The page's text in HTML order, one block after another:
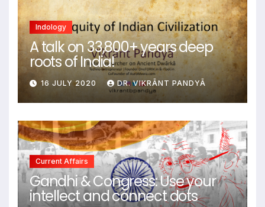
Indology
A talk on 33,800+ years deep
roots of India!
16 JULY 2020 DR. VIKRĀNT PANDYĀ
Current Affairs
Gandhi & Congress: Use your
intellect and connect dots